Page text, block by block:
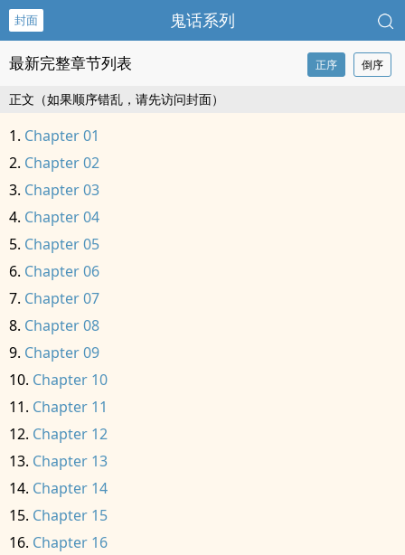
封面 鬼话系列
最新完整章节列表 正序 倒序
正文（如果顺序错乱，请先访问封面）
Chapter 01
Chapter 02
Chapter 03
Chapter 04
Chapter 05
Chapter 06
Chapter 07
Chapter 08
Chapter 09
Chapter 10
Chapter 11
Chapter 12
Chapter 13
Chapter 14
Chapter 15
Chapter 16